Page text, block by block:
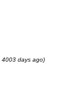
4003 days ago)